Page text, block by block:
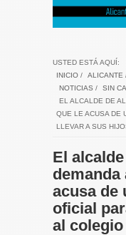
USTED ESTÁ AQUÍ:
INICIO / ALICANTE
NOTICIAS / SIN
EL ALCALDE DE
QUE LE ACUSA DE
LLEVAR A SUS
El
demanda
acusa de
oficial
al colegio